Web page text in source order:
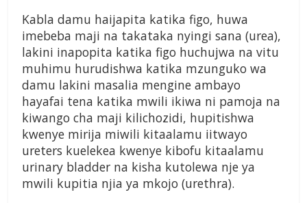
Kabla damu haijapita katika figo, huwa
imebeba maji na takataka nyingi sana (urea),
lakini inapopita katika figo huchujwa na vitu
muhimu hurudishwa katika mzunguko wa
damu lakini masalia mengine ambayo
hayafai tena katika mwili ikiwa ni pamoja na
kiwango cha maji kilichozidi, hupitishwa
kwenye mirija miwili kitaalamu iitwayo
ureters kuelekea kwenye kibofu kitaalamu
urinary bladder na kisha kutolewa nje ya
mwili kupitia njia ya mkojo (urethra).